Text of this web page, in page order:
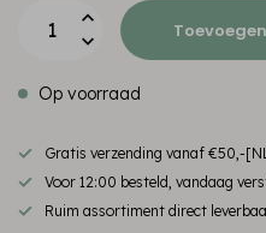
Op voorraad
Gratis verzending vanaf €50,-
Voor 12:00 besteld, vandaag
Ruim assortiment direct